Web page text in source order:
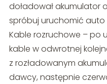
doładował akumulator
spróbuj uruchomić auto
Kable rozruchowe – po
kable w odwrotnej
z rozładowanym
dawcy, następnie